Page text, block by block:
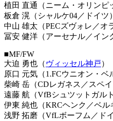
植田 直通（ニーム・オリンピ
板倉 滉（シャルケ04／ドイツ）
中山 雄太（PECズヴォレ／オ
冨安 健洋（アーセナル／イン
■MF/FW
大迫 勇也（ ヴィッセル神戸）
原口 元気（1.FCウニオン・ベ
柴崎 岳（CDレガネス／スペイ
遠藤 航（VfBシュツットガル
伊東 純也（KRCヘンク／ベル
浅野 拓磨（VfLボーフム／ドイ